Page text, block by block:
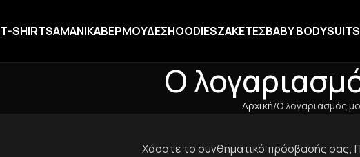
T-SHIRTSΑΜΑΝΙΚΑΒΕΡΜΟΥΔΕΣHOODIESΖΑΚΕΤΕΣBABY BODYSUITS
Ο
Αρχική Ο λογαριασμός
Χάσατε το συνθηματικό πρόσβασής σας;